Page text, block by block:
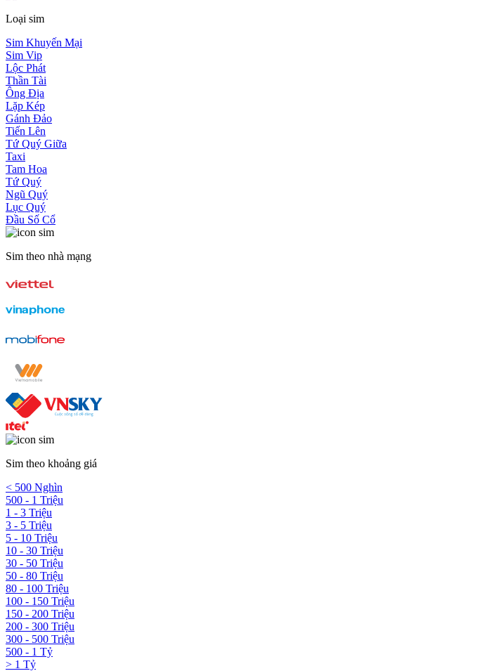
Loại sim
Sim Khuyến Mại
Sim Vip
Lộc Phát
Thần Tài
Ông Địa
Lặp Kép
Gánh Đảo
Tiến Lên
Tứ Quý Giữa
Taxi
Tam Hoa
Tứ Quý
Ngũ Quý
Lục Quý
Đầu Số Cổ
Sim theo nhà mạng
Sim theo khoảng giá
< 500 Nghìn
500 - 1 Triệu
1 - 3 Triệu
3 - 5 Triệu
5 - 10 Triệu
10 - 30 Triệu
30 - 50 Triệu
50 - 80 Triệu
80 - 100 Triệu
100 - 150 Triệu
150 - 200 Triệu
200 - 300 Triệu
300 - 500 Triệu
500 - 1 Tỷ
> 1 Tỷ